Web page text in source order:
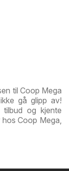
til Coop Mega
gå glipp av!
tilbud og kjente
Coop Mega,